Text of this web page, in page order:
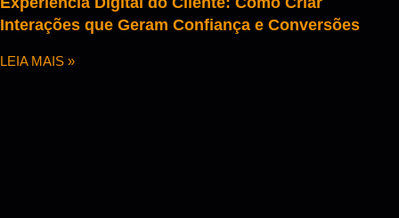
Interações que Geram Confiança e Conversões
LEIA MAIS »